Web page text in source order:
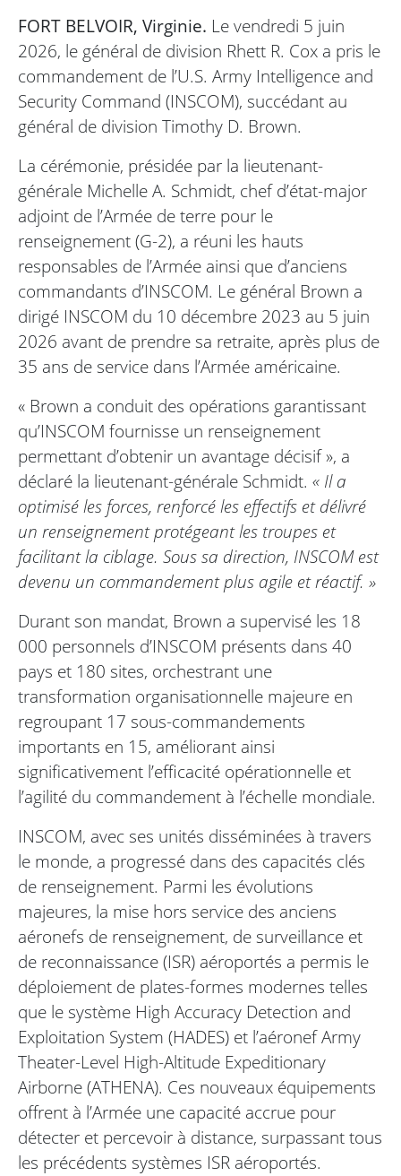
FORT BELVOIR, Virginie. Le vendredi 5 juin
2026, le général de division Rhett R. Cox a pris le
commandement de l’U.S. Army Intelligence and
Security Command (INSCOM), succédant au
général de division Timothy D. Brown.
La cérémonie, présidée par la lieutenant-
générale Michelle A. Schmidt, chef d’état-major
adjoint de l’Armée de terre pour le
renseignement (G-2), a réuni les hauts
responsables de l’Armée ainsi que d’anciens
commandants d’INSCOM. Le général Brown a
dirigé INSCOM du 10 décembre 2023 au 5 juin
2026 avant de prendre sa retraite, après plus de
35 ans de service dans l’Armée américaine.
« Brown a conduit des opérations garantissant
qu’INSCOM fournisse un renseignement
permettant d’obtenir un avantage décisif », a
déclaré la lieutenant-générale Schmidt. « Il a
optimisé les forces, renforcé les effectifs et délivré
un renseignement protégeant les troupes et
facilitant la ciblage. Sous sa direction, INSCOM est
devenu un commandement plus agile et réactif. »
Durant son mandat, Brown a supervisé les 18
000 personnels d’INSCOM présents dans 40
pays et 180 sites, orchestrant une
transformation organisationnelle majeure en
regroupant 17 sous-commandements
importants en 15, améliorant ainsi
significativement l’efficacité opérationnelle et
l’agilité du commandement à l’échelle mondiale.
INSCOM, avec ses unités disséminées à travers
le monde, a progressé dans des capacités clés
de renseignement. Parmi les évolutions
majeures, la mise hors service des anciens
aéronefs de renseignement, de surveillance et
de reconnaissance (ISR) aéroportés a permis le
déploiement de plates-formes modernes telles
que le système High Accuracy Detection and
Exploitation System (HADES) et l’aéronef Army
Theater-Level High-Altitude Expeditionary
Airborne (ATHENA). Ces nouveaux équipements
offrent à l’Armée une capacité accrue pour
détecter et percevoir à distance, surpassant tous
les précédents systèmes ISR aéroportés.